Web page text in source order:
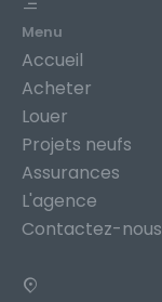
Menu
Accueil
Acheter
Louer
Projets neufs
Assurances
L'agence
Contactez-nous